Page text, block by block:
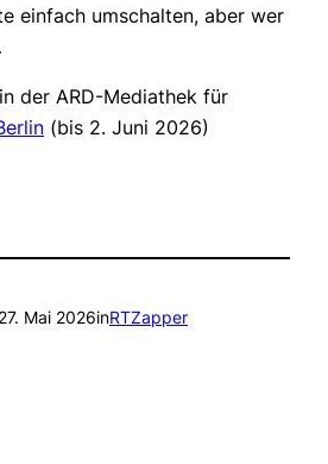
einfach umschalten, aber wer
der ARD-Mediathek für
(bis 2. Juni 2026)
27. Mai 2026inRTZapper